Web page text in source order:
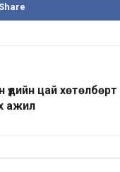
Share
үдийн цай хөтөлбөрт
ажил